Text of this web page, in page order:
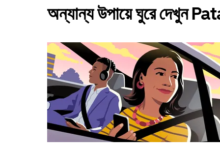
অন্যান্য উপায়ে ঘুরে দেখুন